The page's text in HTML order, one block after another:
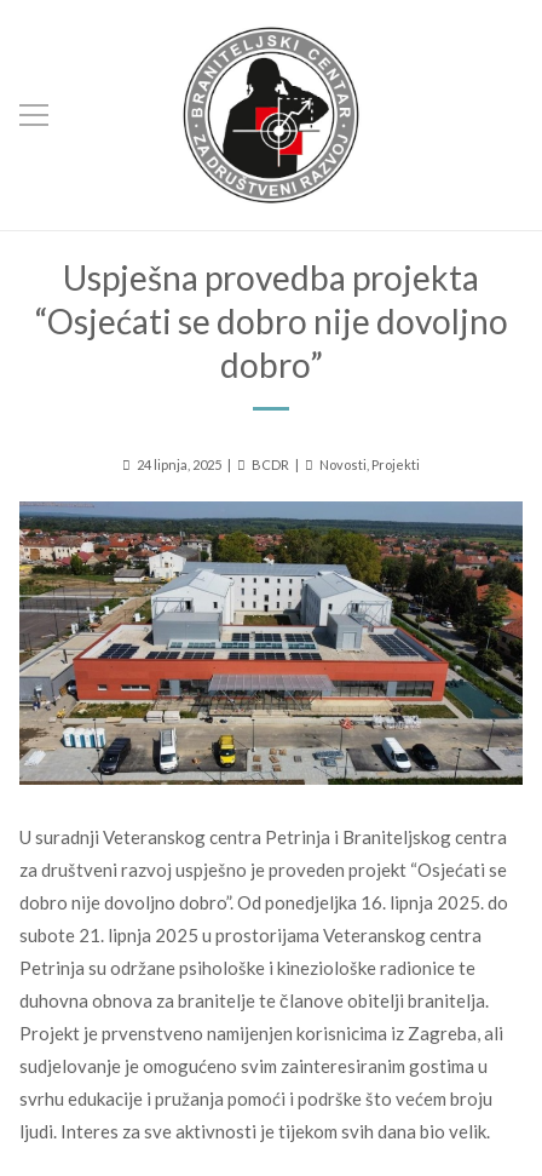
Uspješna provedba projekta
“Osjećati se dobro nije dovoljno
dobro”
Posted
24 lipnja, 2025 Author
BCDR Kategorije
Novosti Projekti
U suradnji Veteranskog centra Petrinja i Braniteljskog centra
za društveni razvoj uspješno je proveden projekt “Osjećati se
dobro nije dovoljno dobro”. Od ponedjeljka 16. lipnja 2025. do
subote 21. lipnja 2025 u prostorijama Veteranskog centra
Petrinja su održane psihološke i kineziološke radionice te
duhovna obnova za branitelje te članove obitelji branitelja.
Projekt je prvenstveno namijenjen korisnicima iz Zagreba, ali
sudjelovanje je omogućeno svim zainteresiranim gostima u
svrhu edukacije i pružanja pomoći i podrške što većem broju
ljudi. Interes za sve aktivnosti je tijekom svih dana bio velik.